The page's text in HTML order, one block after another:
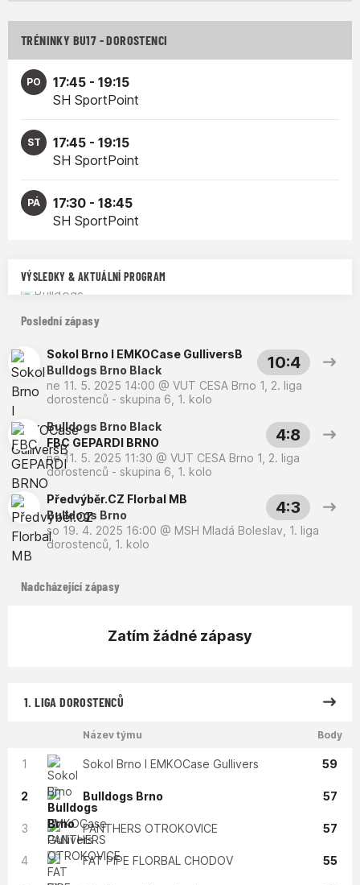
TRÉNINKY BU17 - DOROSTENCI
PO
17:45 - 19:15
SH SportPoint
ST
17:45 - 19:15
SH SportPoint
PÁ
17:30 - 18:45
SH SportPoint
VÝSLEDKY & AKTUÁLNÍ PROGRAM
Poslední zápasy
Sokol Brno I EMKOCase GulliversB
Bulldogs Brno Black
10:4
ne 11. 5. 2025 14:00 @ VUT CESA Brno 1 2. liga
dorostenců - skupina 6, 1. kolo
Bulldogs Brno Black
FBC GEPARDI BRNO
4:8
ne 11. 5. 2025 11:30 @ VUT CESA Brno 1 2. liga
dorostenců - skupina 6, 1. kolo
Předvýběr.CZ Florbal MB
Bulldogs Brno
4:3
so 19. 4. 2025 16:00 @ MSH Mladá Boleslav 1. liga
dorostenců, 1. kolo
Nadcházející zápasy
Zatím žádné zápasy
1. LIGA DOROSTENCŮ
Název týmu Body
1 Sokol Brno I EMKOCase Gullivers 59
2 Bulldogs Brno 57
3 PANTHERS OTROKOVICE 57
4 FAT PIPE FLORBAL CHODOV 55